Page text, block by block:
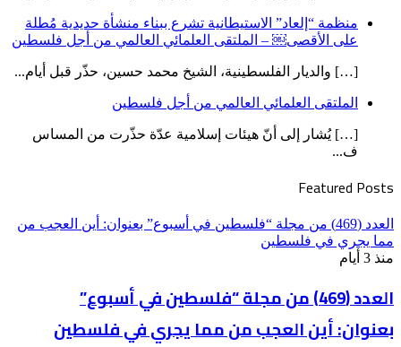
منظمة “إلعاد” الاستيطانية تشرع ببناء منشأة حديدية مُطلة
على الأقصى￼ – الملتقى العلمائي العالمي من أجل فلسطين
[…] والديار الفلسطينية، الشيخ محمد حسين، حذّر قبل أيام...
الملتقى العلمائي العالمي من أجل فلسطين
[…] يُشار إلى أنّ هيئات إسلامية عدّة حذّرت من المساس
ف...
Featured Posts
العدد (469) من مجلة “فلسطين في أسبوع” بعنوان: أين العجب من
مما يجري في فلسطين
منذ 3 أيام
العدد (469) من مجلة “فلسطين في أسبوع”
بعنوان: أين العجب من مما يجري في فلسطين